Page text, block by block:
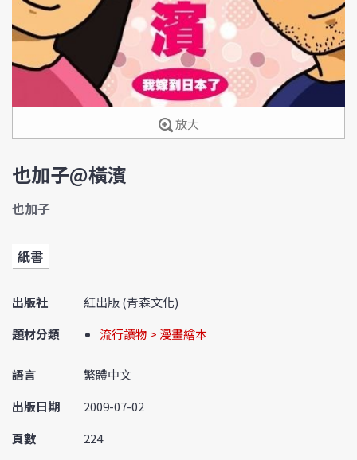
放大
也加子@橫濱
也加子
紙書
出版社
紅出版 (青森文化)
題材分類
流行讀物 > 漫畫繪本
語言
繁體中文
出版日期
2009-07-02
頁數
224